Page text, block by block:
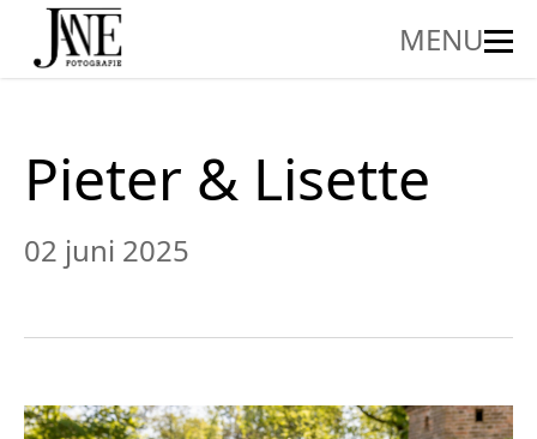
MENU
Pieter & Lisette
02 juni 2025